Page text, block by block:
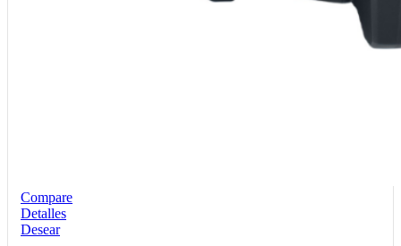
Compare
Detalles
Desear